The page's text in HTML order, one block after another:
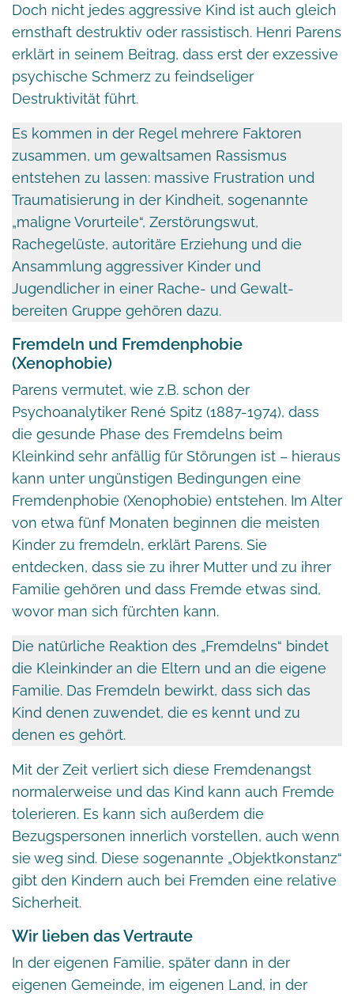
Doch nicht jedes aggressive Kind ist auch gleich
ernsthaft destruktiv oder rassistisch. Henri Parens
erklärt in seinem Beitrag, dass erst der exzessive
psychische Schmerz zu feindseliger
Destruktivität führt.
Es kommen in der Regel mehrere Faktoren
zusammen, um gewaltsamen Rassismus
entstehen zu lassen: massive Frustration und
Traumatisierung in der Kindheit, sogenannte
„maligne Vorurteile“, Zerstörungswut,
Rachegelüste, autoritäre Erziehung und die
Ansammlung aggressiver Kinder und
Jugendlicher in einer Rache- und Gewalt-
bereiten Gruppe gehören dazu.
Fremdeln und Fremdenphobie
(Xenophobie)
Parens vermutet, wie z.B. schon der
Psychoanalytiker René Spitz (1887-1974), dass
die gesunde Phase des Fremdelns beim
Kleinkind sehr anfällig für Störungen ist – hieraus
kann unter ungünstigen Bedingungen eine
Fremdenphobie (Xenophobie) entstehen. Im Alter
von etwa fünf Monaten beginnen die meisten
Kinder zu fremdeln, erklärt Parens. Sie
entdecken, dass sie zu ihrer Mutter und zu ihrer
Familie gehören und dass Fremde etwas sind,
wovor man sich fürchten kann.
Die natürliche Reaktion des „Fremdelns“ bindet
die Kleinkinder an die Eltern und an die eigene
Familie. Das Fremdeln bewirkt, dass sich das
Kind denen zuwendet, die es kennt und zu
denen es gehört.
Mit der Zeit verliert sich diese Fremdenangst
normalerweise und das Kind kann auch Fremde
tolerieren. Es kann sich außerdem die
Bezugspersonen innerlich vorstellen, auch wenn
sie weg sind. Diese sogenannte „Objektkonstanz“
gibt den Kindern auch bei Fremden eine relative
Sicherheit.
Wir lieben das Vertraute
In der eigenen Familie, später dann in der
eigenen Gemeinde, im eigenen Land, in der